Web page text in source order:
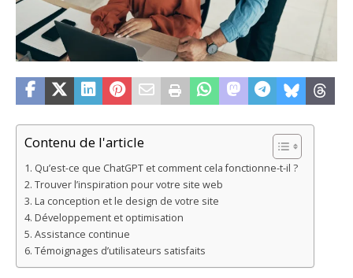
Contenu de l'article
Qu’est-ce que ChatGPT et comment cela fonctionne-t-il ?
Trouver l’inspiration pour votre site web
La conception et le design de votre site
Développement et optimisation
Assistance continue
Témoignages d’utilisateurs satisfaits